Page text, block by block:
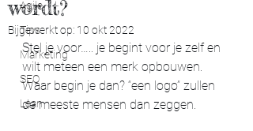
Agile
Tips
Marketing
SEO
Lean
wordt?
Bijgewerkt op: 10 okt 2022
Stel je voor….. je begint voor je zelf en
wilt meteen een merk opbouwen.
Waar begin je dan? “een logo” zullen
de meeste mensen dan zeggen.